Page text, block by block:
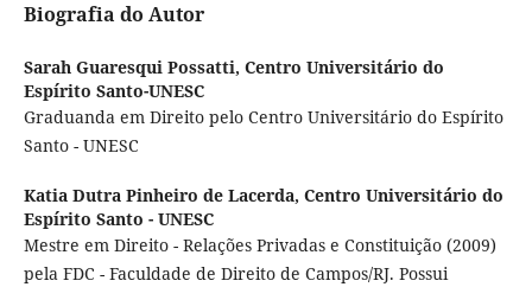
Biografia do Autor
Sarah Guaresqui Possatti, Centro Universitário do
Espírito Santo-UNESC
Graduanda em Direito pelo Centro Universitário do Espírito
Santo - UNESC
Katia Dutra Pinheiro de Lacerda, Centro Universitário do
Espírito Santo - UNESC
Mestre em Direito - Relações Privadas e Constituição (2009)
pela FDC - Faculdade de Direito de Campos/RJ. Possui